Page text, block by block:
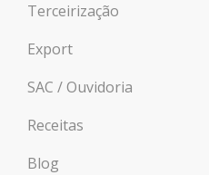
Terceirização
Export
SAC / Ouvidoria
Receitas
Blog